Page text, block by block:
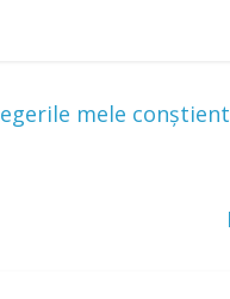
mele